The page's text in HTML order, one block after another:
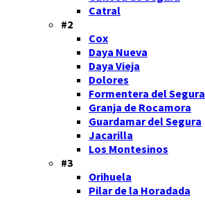
Catral
#2
Cox
Daya Nueva
Daya Vieja
Dolores
Formentera del Segura
Granja de Rocamora
Guardamar del Segura
Jacarilla
Los Montesinos
#3
Orihuela
Pilar de la Horadada